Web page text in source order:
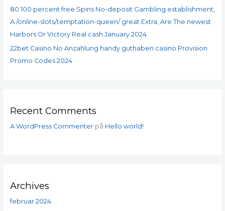
80 100 percent free Spins No-deposit Gambling establishment,
A /online-slots/temptation-queen/ great Extra, Are The newest
Harbors Or Victory Real cash January 2024
22bet Casino No Anzahlung handy guthaben casino Provision
Promo Codes 2024
Recent Comments
A WordPress Commenterpå Hello world!
Archives
februar 2024